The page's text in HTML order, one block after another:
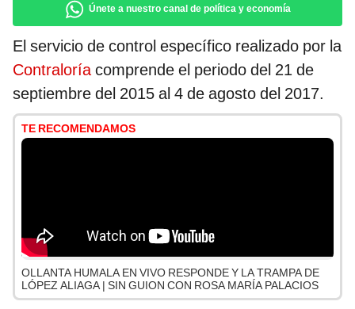
Únete a nuestro canal de política y economía
El servicio de control específico realizado por la
Contraloríacomprende el periodo del 21 de
septiembre del 2015 al 4 de agosto del 2017.
TE RECOMENDAMOS
OLLANTA HUMALA EN VIVO RESPONDE Y LA TRAMPA DE
LÓPEZ ALIAGA | SIN GUION CON ROSA MARÍA PALACIOS